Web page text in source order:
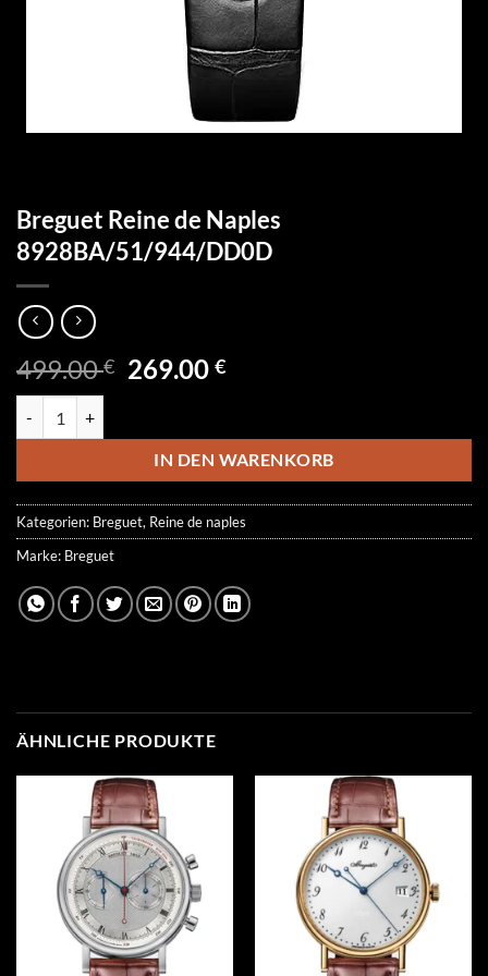
Breguet Reine de Naples
8928BA/51/944/DD0D
499.00€ Ursprünglicher
499.00 €
269.00€Aktueller
269.00 €.
IN DEN WARENKORB
Kategorien: Breguet, Reine de naples
Marke: Breguet
ÄHNLICHE PRODUKTE